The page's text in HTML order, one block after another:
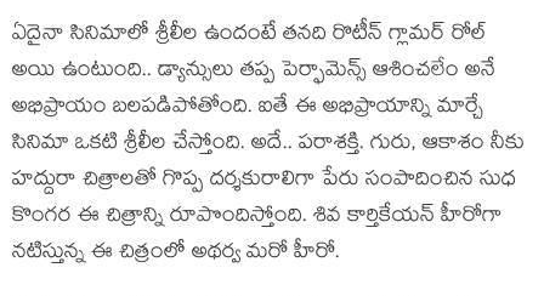
ఏదైనా సినిమాలో శ్రీలీల ఉందంటే త‌నది రొటీన్ గ్లామ‌ర్ రోల్
అయి ఉంటుంది.. డ్యాన్సులు త‌ప్ప పెర్ఫామెన్స్ ఆశించ‌లేం అనే
అభిప్రాయం బ‌ల‌ప‌డిపోతోంది. ఐతే ఈ అభిప్రాయాన్ని మార్చే
సినిమా ఒక‌టి శ్రీలీల చేస్తోంది. అదే.. ప‌రాశ‌క్తి. గురు, ఆకాశం నీకు
హ‌ద్దురా చిత్రాల‌తో గొప్ప ద‌ర్శ‌కురాలిగా పేరు సంపాదించిన సుధ
కొంగ‌ర ఈ చిత్రాన్ని రూపొందిస్తోంది. శివ కార్తికేయ‌న్ హీరోగా
న‌టిస్తున్న ఈ చిత్రంలో అథ‌ర్వ మ‌రో హీరో.